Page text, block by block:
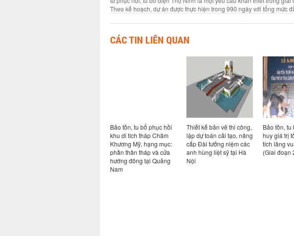
Theo kế hoạch, dự án được thực hiện trong 990 ngày với tổng mức
CÁC TIN LIÊN QUAN
Bảo tồn, tu bổ phục hồi
khu di tích tháp Chăm
Khương Mỹ, hạng mục:
phần thân tháp và cửa
hướng đông tại Quảng
Nam
Thiết kế bản vẽ thi công,
lập dự toán cải tạo, nâng
cấp Đài tưởng niệm các
anh hùng liệt sỹ tại Hà
Nội
Bảo tồn, tu
huy giá trị
tích lăng
(Giai đoạn